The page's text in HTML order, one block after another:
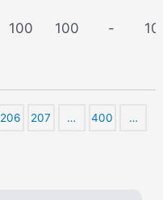
100 100 -
206 207 … 400 …